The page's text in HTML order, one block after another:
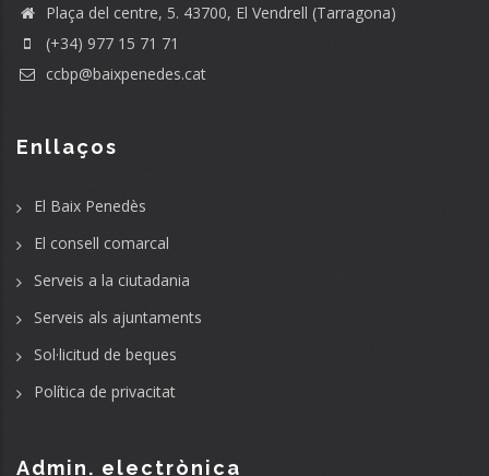
Plaça del centre, 5. 43700, El Vendrell (Tarragona)
(+34) 977 15 71 71
ccbp@baixpenedes.cat
Enllaços
El Baix Penedès
El consell comarcal
Serveis a la ciutadania
Serveis als ajuntaments
Sol·licitud de beques
Política de privacitat
Admin. electrònica